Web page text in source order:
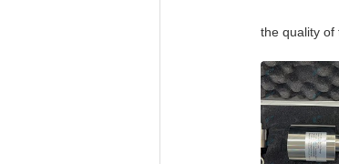
the quality of